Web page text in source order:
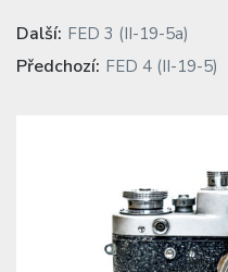
Navigace
pro
Další: Previous
post:
FED 3 (II-19-5a)
Předchozí: Next
FED 4 (II-19-5)